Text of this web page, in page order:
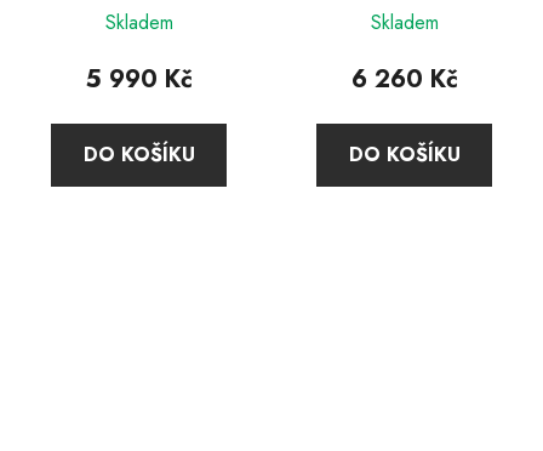
Skladem
5 990 Kč
DO KOŠÍKU
Skladem
6 260 Kč
DO KOŠÍKU